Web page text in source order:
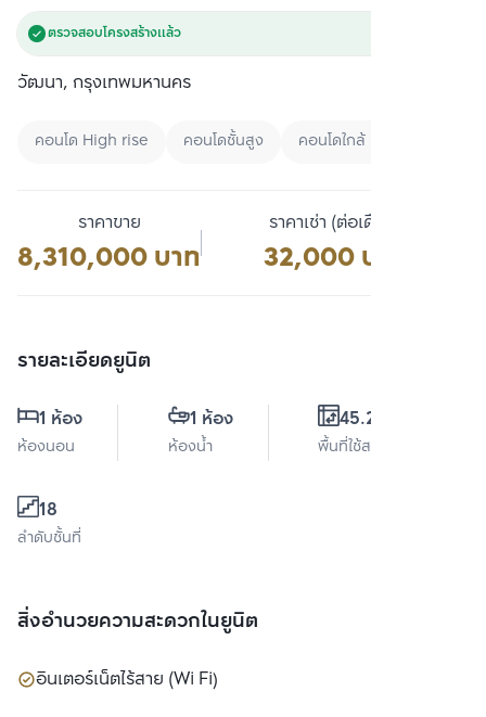
ตรวจสอบโครงสร้างแล้ว
วัฒนา, กรุงเทพมหานคร
คอนโด High rise คอนโดชั้นสูง คอนโดใกล้ BTS
ราคาขาย
8,310,000 บาท
ราคาเช่า (ต่อเดือน)
32,000 บาท
รายละเอียดยูนิต
1 ห้อง
ห้องนอน
1 ห้อง
ห้องน้ำ
45.23 ตร.ม.
พื้นที่ใช้สอย
18
ลำดับชั้นที่
สิ่งอำนวยความสะดวกในยูนิต
อินเตอร์เน็ตไร้สาย (Wi Fi)